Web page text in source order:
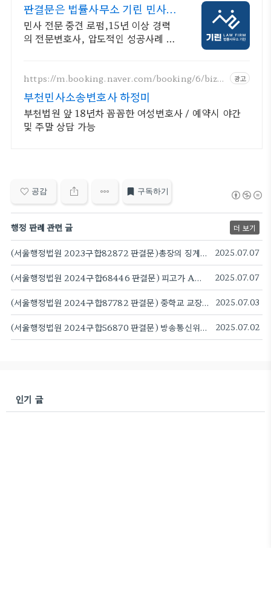
판결문은 법률사무소 기린 민사소
송 수많은 승소사례
민사 전문 중견 로펌,15년 이상 경력
의 전문변호사, 압도적인 성공사례 증
니다.
https://m.booking.naver.com/booking/6/bize
광고
부천민사소송변호사 하정미
부천법원 앞 18년차 꼼꼼한 여성변호사 / 예약시 야간
및 주말 상담 가능
공감 구독하기
행정 판례 관련 글 더 보기
(서울행정법원 2023구합82872 판결문)총장의 징계결정과 교원소청심사위원회의 소청심사결정 중 소청심사결정이 원처분에 해당하고, 근로기준법 요건을 충족하지 않는 불이익하게 변경된 취업규칙 수용 전제로 하는 재임용계약서 등의 작성·제출 거부를 징계사유로 삼을 수 없다 2025.07.07
(서울행정법원 2024구합68446 판결문) 피고가 A대학교의 간접비고시비율을 5.19%로 정한 것의 위임입법의 한계 일탈 여부 등 2025.07.07
(서울행정법원 2024구합87782 판결문) 중학교 교장이 신규교사 채용 절차에서, 채점위원인 해당 중학교 교사들에게 전형점수 수정지시 사안에서 교장에 대한 해임 처분 정당하다 판단 2025.07.03
(서울행정법원 2024구합56870 판결문) 방송통신위원회가 2인의 위원으로만 구성된 상태에서 원고에 대한 과징금부과처분은 절차적 하자가 있다고 볼 수 없으나, 원고에 대한 과징금부과처분은 재량권의 범위를 일탈, 남용한 것으로 판단 2025.07.02
인기 글